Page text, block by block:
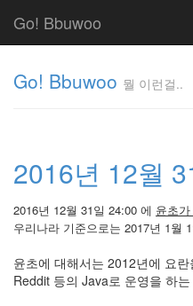
Go! Bbuwoo
Go! Bbuwoo 뭘 이런걸..
2016년 12월
2016년 12월 31일 24:00 에 윤초
우리나라 기준으로는 2017년 1월
윤초에 대해서는 2012년에 요
Reddit 등의 Java로 운영을 하
걸..
김
균
Tag